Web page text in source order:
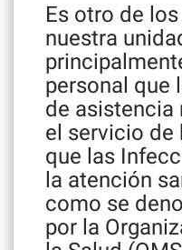
Es otro de
nuestra
personal que
de asistencia
el servicio de
que las
la atención
como se
por la